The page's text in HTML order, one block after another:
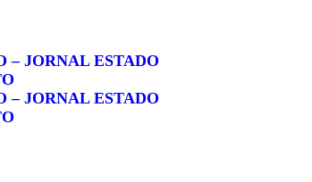
– JORNAL ESTADO
– JORNAL ESTADO